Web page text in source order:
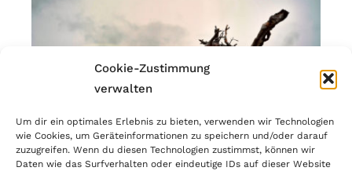
Cookie-Zustimmung
verwalten
Um dir ein optimales Erlebnis zu bieten, verwenden wir Technologien
wie Cookies, um Geräteinformationen zu speichern und/oder darauf
zuzugreifen. Wenn du diesen Technologien zustimmst, können wir
Daten wie das Surfverhalten oder eindeutige IDs auf dieser Website